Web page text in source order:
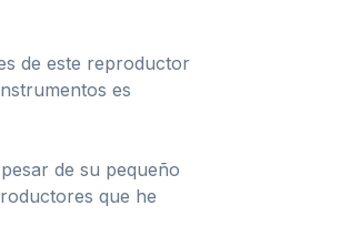
de este reproductor
es
de su pequeño
que he